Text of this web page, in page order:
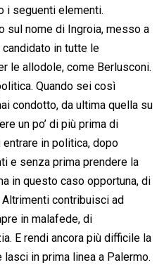
k
i seguenti elementi.
sul nome di Ingroia, messo a
in tutte le
le allodole, come Berlusconi.
Quando sei così
condotto, da ultima quella su
un po’ di più prima di
entrare in politica, dopo
e senza prima prendere la
in questo caso opportuna, di
contribuisci ad
in malafede, di
E rendi ancora più difficile la
in prima linea a Palermo.